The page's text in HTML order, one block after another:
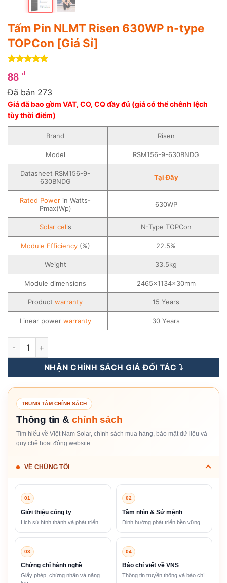
Tấm Pin NLMT Risen 630WP n-type
TOPCon [Giá Sỉ]
trên 5
dựa trên
88 ₫
Đã bán 273
Giá đã bao gồm VAT, CO, CQ đầy đủ (giá có thể chênh lệch
tùy thời điểm)
Brand Risen
Model RSM156-9-630BNDG
Datasheet RSM156-9-
630BNDG
Tại Đây
Rated Power in Watts-
Pmax(Wp)
630WP
Solar cells N-Type TOPCon
Module Efficiency(%) 22.5%
Weight 33.5kg
Module dimensions 2465x1134x30mm
Product warranty 15 Years
Linear power warranty 30 Years
Tấm Pin NLMT Risen 630WP n-type TOPCon [Giá Sỉ] số lượng
NHẬN CHÍNH SÁCH GIÁ ĐỐI TÁC ⤵️
TRUNG TÂM CHÍNH SÁCH
Thông tin & chính sách
Tìm hiểu về Việt Nam Solar, chính sách mua hàng, bảo mật dữ liệu và
quy chế hoạt động website.
VỀ CHÚNG TÔI
01
Giới thiệu công ty
Lịch sử hình thành và phát triển.
02
Tầm nhìn & Sứ mệnh
Định hướng phát triển bền vững.
03
Chứng chỉ hành nghề
Giấy phép, chứng nhận và năng
04
Báo chí viết về VNS
Thông tin truyền thông và báo chí.